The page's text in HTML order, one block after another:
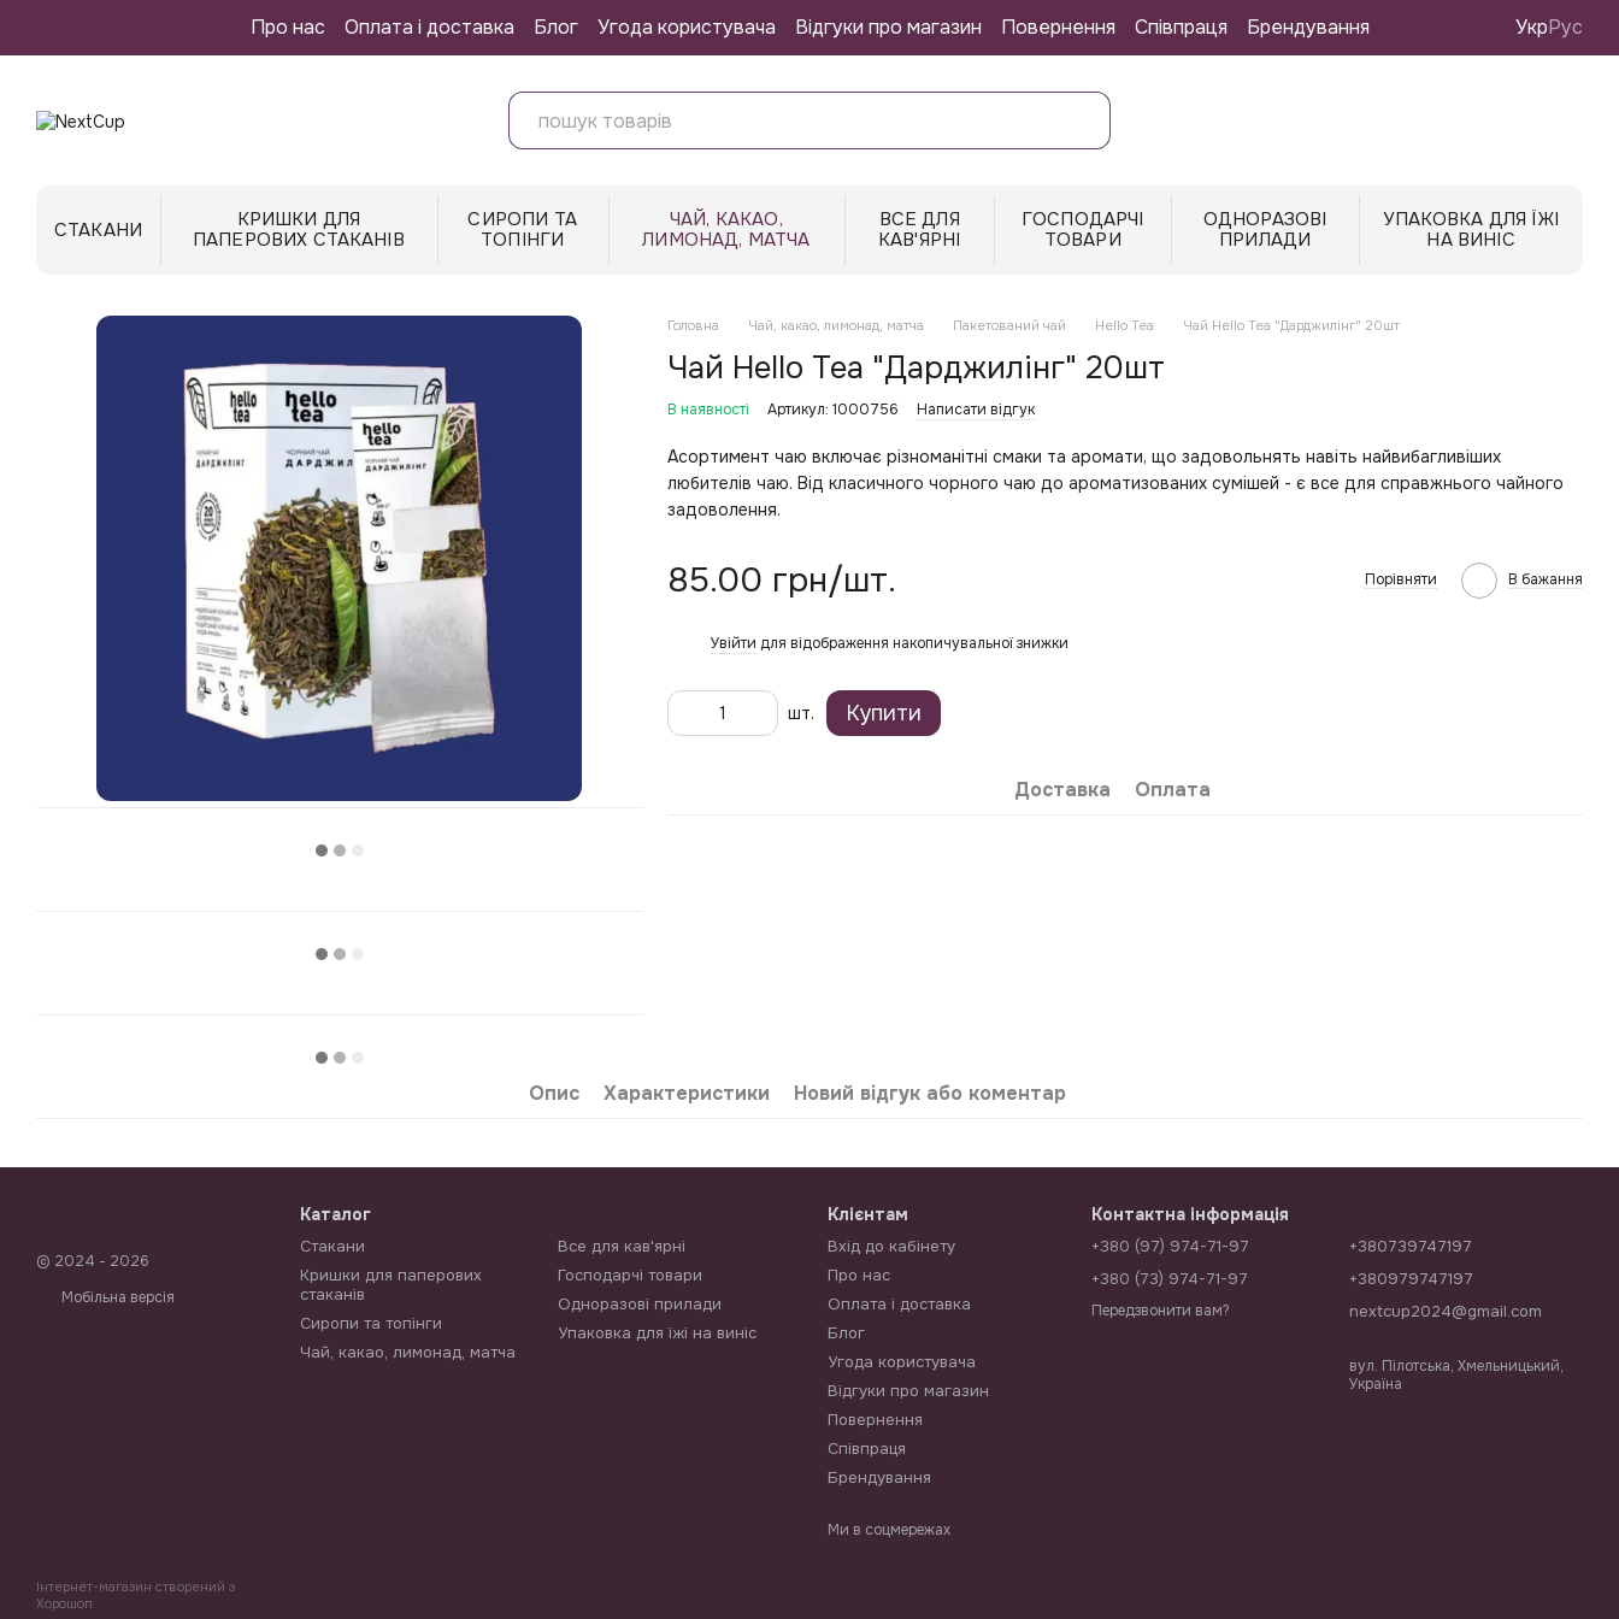
Перейти до основного контентуПро нас Оплата і доставка Блог Угода користувача Відгуки про магазин Повернення Співпраця Брендування УкрРус
СТАКАНИ
КРИШКИ ДЛЯ
ПАПЕРОВИХ СТАКАНІВ
СИРОПИ ТА
ТОПІНГИ
ЧАЙ, КАКАО,
ЛИМОНАД, МАТЧА
ВСЕ ДЛЯ
КАВ'ЯРНІ
ГОСПОДАРЧІ
ТОВАРИ
ОДНОРАЗОВІ
ПРИЛАДИ
УПАКОВКА ДЛЯ ЇЖІ
НА ВИНІС
Головна Чай, какао, лимонад, матча Пакетований чай Hello Tea Чай Hello Tea "Дарджилінг" 20шт
Чай Hello Tea "Дарджилінг" 20шт
В наявності Артикул: 1000756 Написати відгук
Асортимент чаю включає різноманітні смаки та аромати, що задовольнять навіть найвибагливіших
любителів чаю. Від класичного чорного чаю до ароматизованих сумішей - є все для справжнього чайного
задоволення.
85.00 грн/шт. Порівняти В бажання
Увійти для відображення накопичувальної знижки
шт. Купити
Доставка Оплата
Опис Характеристики Новий відгук або коментар
© 2024 - 2026
Мобільна версія
Інтернет-магазин створений з
Хорошоп
Каталог
Стакани
Кришки для паперових
стаканів
Сиропи та топінги
Чай, какао, лимонад, матча
Все для кав'ярні
Господарчі товари
Одноразові прилади
Упаковка для їжі на виніс
Клієнтам
Вхід до кабінету
Про нас
Оплата і доставка
Блог
Угода користувача
Відгуки про магазин
Повернення
Співпраця
Брендування
Ми в соцмережах
Контактна інформація
+380 (97) 974-71-97
+380 (73) 974-71-97
Передзвонити вам?
+380739747197
+380979747197
nextcup2024@gmail.com
вул. Пілотська, Хмельницький,
Україна